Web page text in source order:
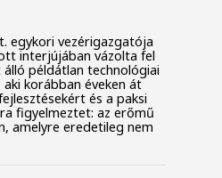
egykori vezérigazgatója
interjújában vázolta fel
példátlan technológiai
aki korábban éveken át
és a paksi
figyelmeztet: az erőmű
amelyre eredetileg nem